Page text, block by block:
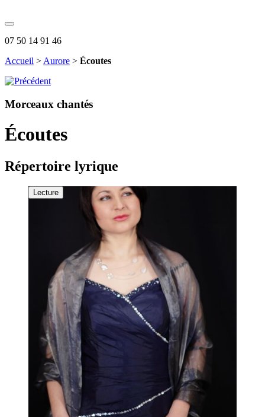
07 50 14 91 46
Accueil > Aurore > Écoutes
Morceaux chantés
Écoutes
Répertoire lyrique
Lecture